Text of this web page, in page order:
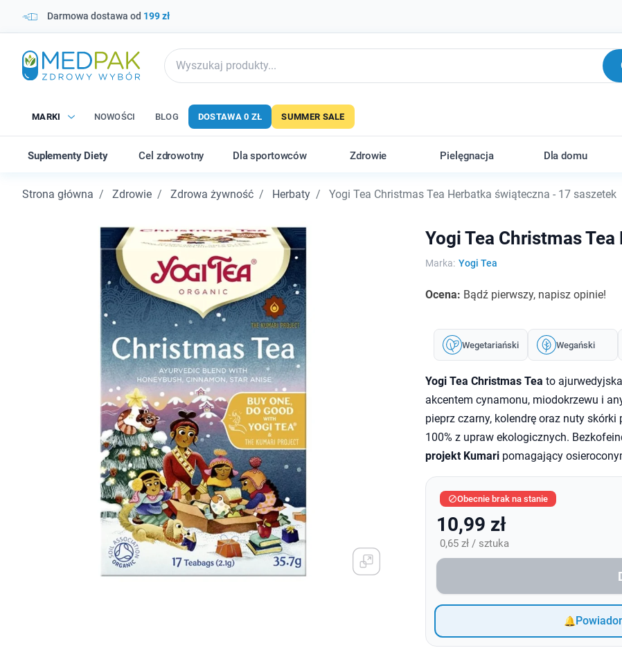
Darmowa dostawa od 199 zł
MARKI NOWOŚCI BLOG DOSTAWA 0 ZŁ SUMMER SALE
Suplementy Diety Cel zdrowotny Dla sportowców Zdrowie Pielęgnacja Dla domu
Strona główna Zdrowie Zdrowa żywność Herbaty Yogi Tea Christmas Tea Herbatka świąteczna - 17 saszetek
Yogi Tea Christmas
Marka: Yogi Tea
Ocena: Bądź pierwszy, napisz opinie!
Wegetariański Wegański
Yogi Tea Christmas Tea to
akcentem cynamonu, miodokrzewu i
pieprz czarny, kolendrę oraz nuty
100% z upraw ekologicznych.
projekt Kumaripomagający
Obecnie brak na stanie
10,99 zł
0,65 zł / sztuka